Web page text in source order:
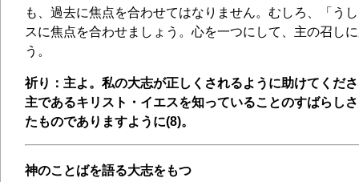
も、過去に焦点を合わせてはなりません。むしろ、「う
スに焦点を合わせましょう。心を一つにして、主の召し
う。
祈り：主よ。私の大志が正しくされるように助けてくだ
主であるキリスト・イエスを知っていることのすばらし
たものでありますように(8)。
神のことばを語る大志をもつ